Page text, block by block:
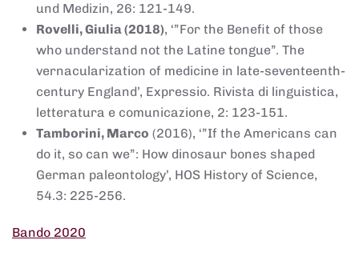
und Medizin, 26: 121-149.
Rovelli, Giulia (2018), ‘”For the Benefit of those
who understand not the Latine tongue”. The
vernacularization of medicine in late-seventeenth-
century England’, Expressio. Rivista di linguistica,
letteratura e comunicazione, 2: 123-151.
Tamborini, Marco (2016), ‘”If the Americans can
do it, so can we”: How dinosaur bones shaped
German paleontology’, HOS History of Science,
54.3: 225-256.
Bando 2020